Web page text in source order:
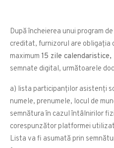
După încheierea unui program
creditat, furnizorul are obligația
maximum 15 zile calendaristice,
semnate digital, următoarele
a) lista participanților asistenți
numele, prenumele, locul de
semnătura în cazul întâlnirilor
corespunzător platformei
Lista va fi asumată prin